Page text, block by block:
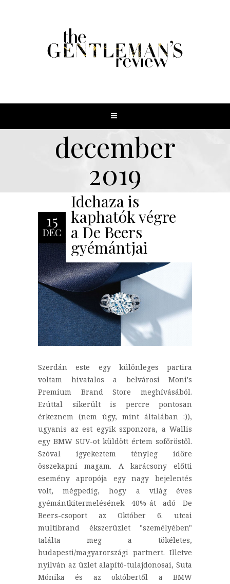
december
2019
15
DEC
Idehaza is
kaphatók végre
a De Beers
gyémántjai
Szerdán este egy különleges partira
voltam hivatalos a belvárosi Moni's
Premium Brand Store meghívásából.
Ezúttal sikerült is percre pontosan
érkeznem (nem úgy, mint általában :)),
ugyanis az est egyik szponzora, a Wallis
egy BMW SUV-ot küldött értem sofőröstől.
Szóval igyekeztem tényleg időre
összekapni magam. A karácsony előtti
esemény apropója egy nagy bejelentés
volt, mégpedig, hogy a világ éves
gyémántkitermelésének 40%-át adó De
Beers-csoport az Október 6. utcai
multibrand ékszerüzlet "személyében"
találta meg a tökéletes,
budapesti/magyarországi partnert. Illetve
nyilván az üzlet alapító-tulajdonosai, Suta
Mónika és az októbertől a BMW